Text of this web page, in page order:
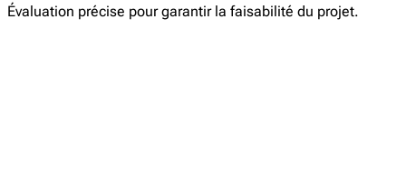
Évaluation précise pour garantir la faisabilité du projet.